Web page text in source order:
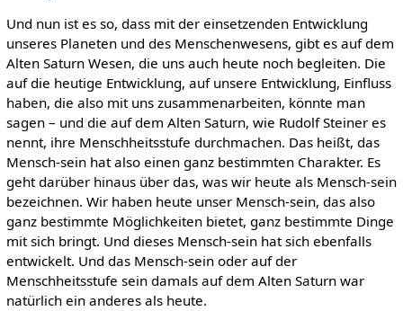
Und nun ist es so, dass mit der einsetzenden Entwicklung
unseres Planeten und des Menschenwesens, gibt es auf dem
Alten Saturn Wesen, die uns auch heute noch begleiten. Die
auf die heutige Entwicklung, auf unsere Entwicklung, Einfluss
haben, die also mit uns zusammenarbeiten, könnte man
sagen – und die auf dem Alten Saturn, wie Rudolf Steiner es
nennt, ihre Menschheitsstufe durchmachen. Das heißt, das
Mensch-sein hat also einen ganz bestimmten Charakter. Es
geht darüber hinaus über das, was wir heute als Mensch-sein
bezeichnen. Wir haben heute unser Mensch-sein, das also
ganz bestimmte Möglichkeiten bietet, ganz bestimmte Dinge
mit sich bringt. Und dieses Mensch-sein hat sich ebenfalls
entwickelt. Und das Mensch-sein oder auf der
Menschheitsstufe sein damals auf dem Alten Saturn war
natürlich ein anderes als heute.